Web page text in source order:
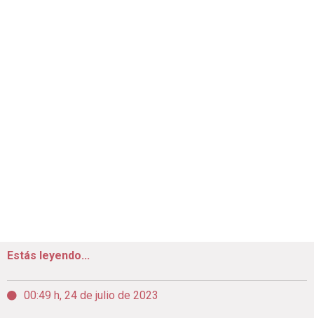
Estás leyendo...
00:49 h, 24 de julio de 2023